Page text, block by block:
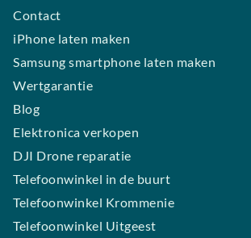
Contact
iPhone laten maken
Samsung smartphone laten maken
Wertgarantie
Blog
Elektronica verkopen
DJI Drone reparatie
Telefoonwinkel in de buurt
Telefoonwinkel Krommenie
Telefoonwinkel Uitgeest